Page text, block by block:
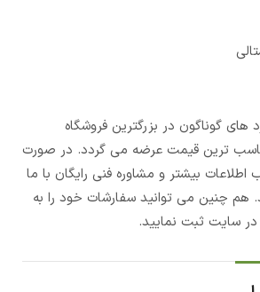
های گوناگون در بزرگترین فروشگاه
ترین قیمت عرضه می گردد. در صورت
بیشتر و مشاوره فنی رایگان با ما
هم چنین می توانید سفارشات خود را به
در سایت ثبت نمایید.